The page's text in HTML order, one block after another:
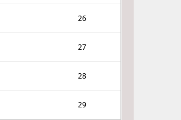
26
27
28
29